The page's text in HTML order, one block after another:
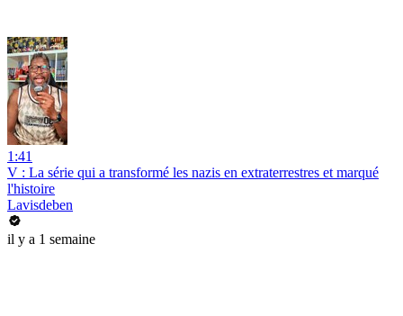
1:41
V : La série qui a transformé les nazis en extraterrestres et marqué
l'histoire
Lavisdeben
il y a 1 semaine